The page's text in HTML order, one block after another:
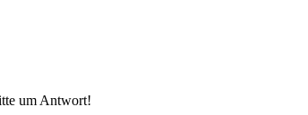
um Antwort!